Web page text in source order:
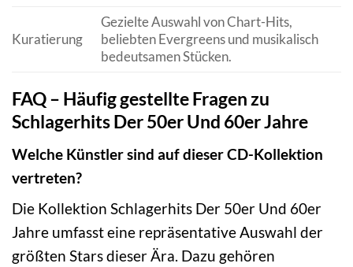
Kuratierung
Gezielte Auswahl von Chart-Hits,
beliebten Evergreens und musikalisch
bedeutsamen Stücken.
FAQ – Häufig gestellte Fragen zu
Schlagerhits Der 50er Und 60er Jahre
Welche Künstler sind auf dieser CD-Kollektion
vertreten?
Die Kollektion Schlagerhits Der 50er Und 60er
Jahre umfasst eine repräsentative Auswahl der
größten Stars dieser Ära. Dazu gehören